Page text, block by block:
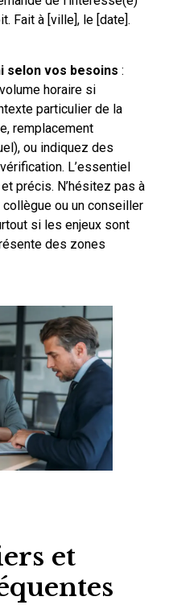
Fait à [ville], le [date].
selon vos besoins :
horaire si
particulier de la
remplacement
ou indiquez des
L’essentiel
précis. N’hésitez pas à
ou un conseiller
si les enjeux sont
des zones
et